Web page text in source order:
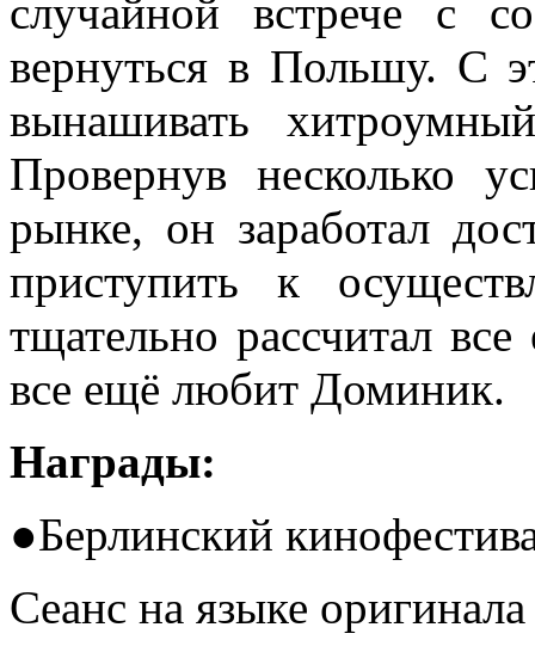
случайной встрече с
вернуться в Польшу. С
вынашивать
Провернув несколько
рынке, он заработал
приступить к
тщательно рассчитал
все ещё любит Доминик.
Награды:
●Берлинский
Сеанс на языке